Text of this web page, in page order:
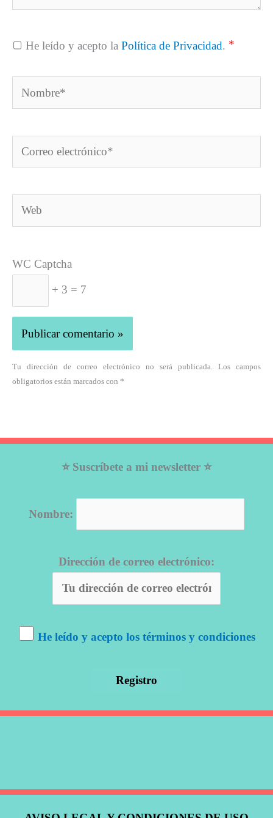
He leído y acepto la Política de Privacidad. *
Nombre*
Correo
electrónico*
Web
WC Captcha
+ 3 = 7
Tu dirección de correo electrónico no será publicada. Los campos
obligatorios están marcados con *
⭐ Suscríbete a mi newsletter ⭐
Nombre:
Dirección de correo electrónico:
He leído y acepto los términos y condiciones